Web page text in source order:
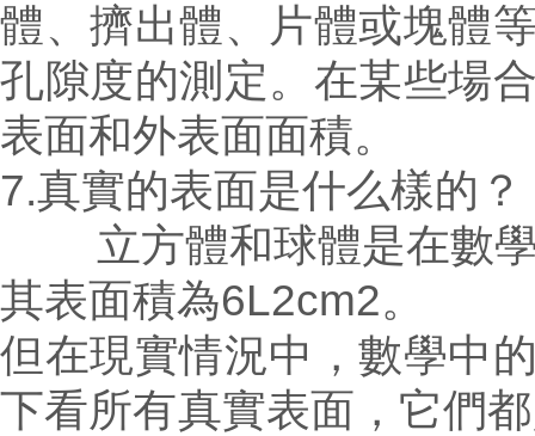
體、擠出體、片體或塊體
孔隙度的測定。在某些場
表面和外表面面積。
7.真實的表面是什么樣的？
立方體和球體是在數學
其表面積為6L2cm2。
但在現實情況中，數學中
下看所有真實表面，它們